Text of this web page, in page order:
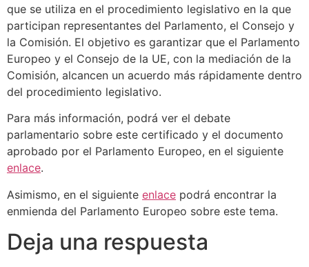
que se utiliza en el procedimiento legislativo en la que
participan representantes del Parlamento, el Consejo y
la Comisión. El objetivo es garantizar que el Parlamento
Europeo y el Consejo de la UE, con la mediación de la
Comisión, alcancen un acuerdo más rápidamente dentro
del procedimiento legislativo.
Para más información, podrá ver el debate
parlamentario sobre este certificado y el documento
aprobado por el Parlamento Europeo, en el siguiente
enlace.
Asimismo, en el siguiente enlace podrá encontrar la
enmienda del Parlamento Europeo sobre este tema.
Deja una respuesta